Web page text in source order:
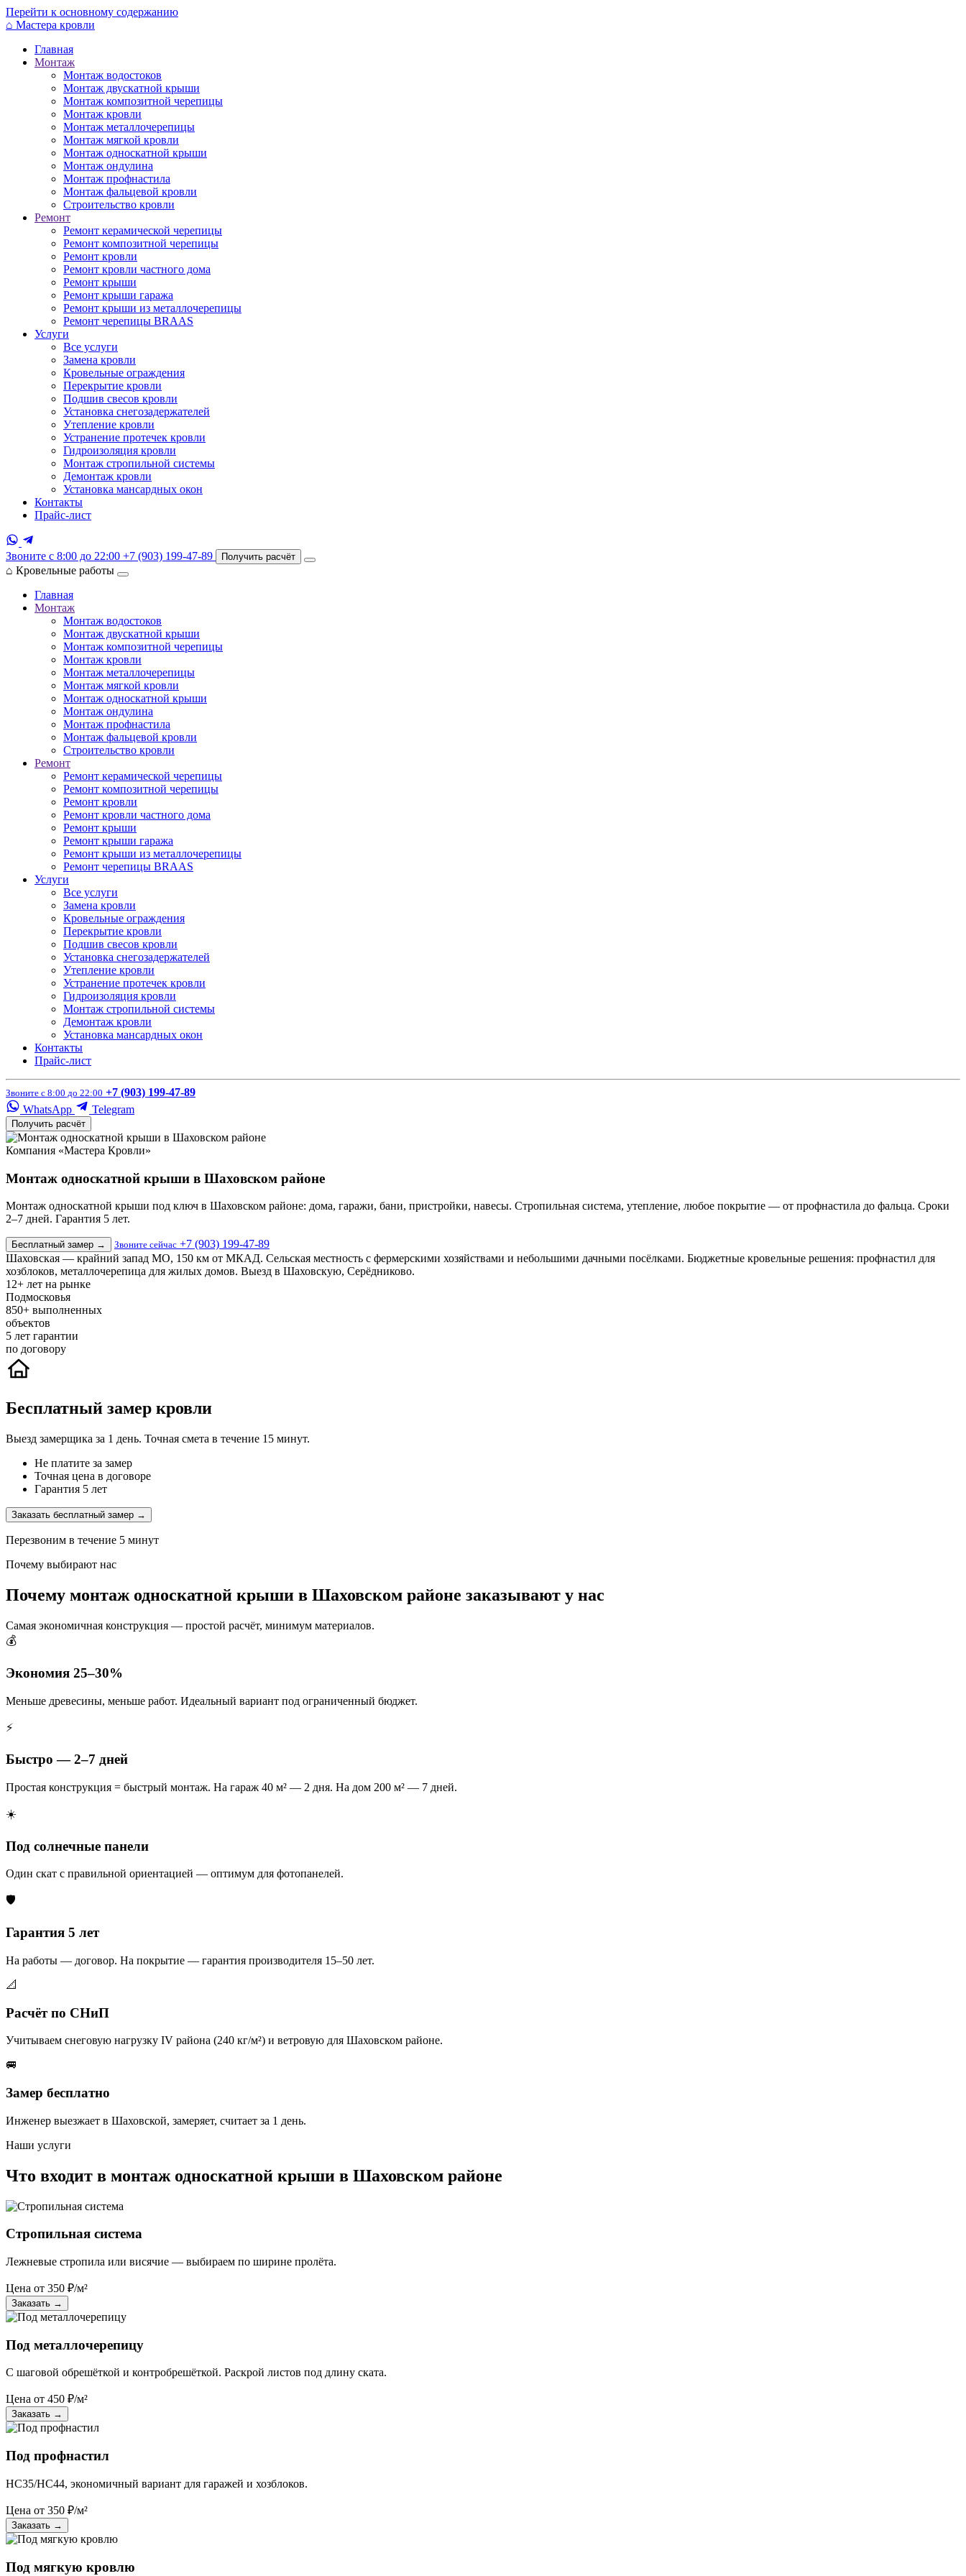
Перейти к основному содержанию
⌂ Мастера кровли
Главная
Монтаж
Монтаж водостоков
Монтаж двускатной крыши
Монтаж композитной черепицы
Монтаж кровли
Монтаж металлочерепицы
Монтаж мягкой кровли
Монтаж односкатной крыши
Монтаж ондулина
Монтаж профнастила
Монтаж фальцевой кровли
Строительство кровли
Ремонт
Ремонт керамической черепицы
Ремонт композитной черепицы
Ремонт кровли
Ремонт кровли частного дома
Ремонт крыши
Ремонт крыши гаража
Ремонт крыши из металлочерепицы
Ремонт черепицы BRAAS
Услуги
Все услуги
Замена кровли
Кровельные ограждения
Перекрытие кровли
Подшив свесов кровли
Установка снегозадержателей
Утепление кровли
Устранение протечек кровли
Гидроизоляция кровли
Монтаж стропильной системы
Демонтаж кровли
Установка мансардных окон
Контакты
Прайс-лист
Звоните с 8:00 до 22:00 +7 (903) 199-47-89 Получить расчёт
⌂ Кровельные работы
Главная
Монтаж
Монтаж водостоков
Монтаж двускатной крыши
Монтаж композитной черепицы
Монтаж кровли
Монтаж металлочерепицы
Монтаж мягкой кровли
Монтаж односкатной крыши
Монтаж ондулина
Монтаж профнастила
Монтаж фальцевой кровли
Строительство кровли
Ремонт
Ремонт керамической черепицы
Ремонт композитной черепицы
Ремонт кровли
Ремонт кровли частного дома
Ремонт крыши
Ремонт крыши гаража
Ремонт крыши из металлочерепицы
Ремонт черепицы BRAAS
Услуги
Все услуги
Замена кровли
Кровельные ограждения
Перекрытие кровли
Подшив свесов кровли
Установка снегозадержателей
Утепление кровли
Устранение протечек кровли
Гидроизоляция кровли
Монтаж стропильной системы
Демонтаж кровли
Установка мансардных окон
Контакты
Прайс-лист
Звоните с 8:00 до 22:00 +7 (903) 199-47-89
WhatsApp
Telegram
Получить расчёт
Компания «Мастера Кровли»
Монтаж односкатной крыши в Шаховском районе
Монтаж односкатной крыши под ключ в Шаховском районе: дома, гаражи, бани, пристройки, навесы. Стропильная система, утепление, любое покрытие — от профнастила до фальца. Сроки
2–7 дней. Гарантия 5 лет.
Бесплатный замер → Звоните сейчас +7 (903) 199-47-89
Шаховская — крайний запад МО, 150 км от МКАД. Сельская местность с фермерскими хозяйствами и небольшими дачными посёлками. Бюджетные кровельные решения: профнастил для
хозблоков, металлочерепица для жилых домов. Выезд в Шаховскую, Серёдниково.
12+ лет на рынке
Подмосковья
850+ выполненных
объектов
5 лет гарантии
по договору
Бесплатный замер кровли
Выезд замерщика за 1 день. Точная смета в течение 15 минут.
Не платите за замер
Точная цена в договоре
Гарантия 5 лет
Заказать бесплатный замер →
Перезвоним в течение 5 минут
Почему выбирают нас
Почему монтаж односкатной крыши в Шаховском районе заказывают у нас
Самая экономичная конструкция — простой расчёт, минимум материалов.
💰
Экономия 25–30%
Меньше древесины, меньше работ. Идеальный вариант под ограниченный бюджет.
⚡
Быстро — 2–7 дней
Простая конструкция = быстрый монтаж. На гараж 40 м² — 2 дня. На дом 200 м² — 7 дней.
☀️
Под солнечные панели
Один скат с правильной ориентацией — оптимум для фотопанелей.
🛡️
Гарантия 5 лет
На работы — договор. На покрытие — гарантия производителя 15–50 лет.
📐
Расчёт по СНиП
Учитываем снеговую нагрузку IV района (240 кг/м²) и ветровую для Шаховском районе.
🚐
Замер бесплатно
Инженер выезжает в Шаховской, замеряет, считает за 1 день.
Наши услуги
Что входит в монтаж односкатной крыши в Шаховском районе
Стропильная система
Лежневые стропила или висячие — выбираем по ширине пролёта.
Цена от 350 ₽/м²
Заказать →
Под металлочерепицу
С шаговой обрешёткой и контробрешёткой. Раскрой листов под длину ската.
Цена от 450 ₽/м²
Заказать →
Под профнастил
НС35/НС44, экономичный вариант для гаражей и хозблоков.
Цена от 350 ₽/м²
Заказать →
Под мягкую кровлю